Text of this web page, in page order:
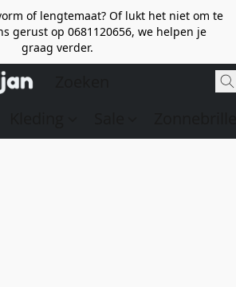
of lengtemaat? Of lukt het niet om te
gerust op 0681120656, we helpen je
graag verder.